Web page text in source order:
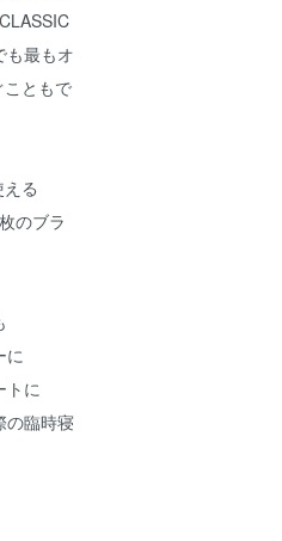
も最もオ
ともで
る
のブラ
に
トに
の臨時寝